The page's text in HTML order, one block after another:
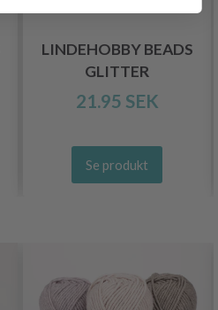
LINDEHOBBY BEADS
GLITTER
21.95 SEK
Se produkt